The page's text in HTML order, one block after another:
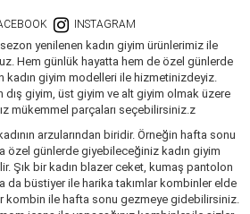
INSTAGRAM
yenilenen kadın giyim ürünlerimiz ile
Hem günlük hayatta hem de özel günlerde
giyim modelleri ile hizmetinizdeyiz.
dış giyim, üst giyim ve alt giyim olmak üzere
mükemmel parçaları seçebilirsiniz.z
arzularından biridir. Örneğin hafta sonu
özel günlerde giyebileceğiniz kadın giyim
Şık bir kadın blazer ceket, kumaş pantolon
da büstiyer ile harika takımlar kombinler elde
kombin ile hafta sonu gezmeye gidebilirsiniz.